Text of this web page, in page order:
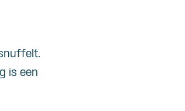
is een